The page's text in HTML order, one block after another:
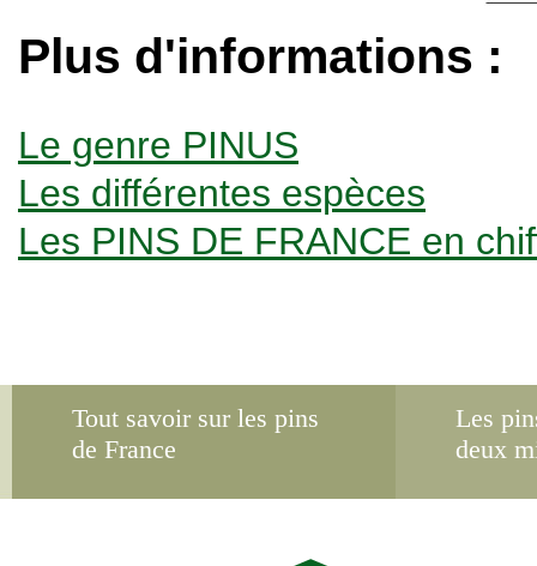
Plus d'informations :
Le genre PINUS
Les différentes espèces
Les PINS DE FRANCE en
Tout savoir sur les pins
de France
Les
deux